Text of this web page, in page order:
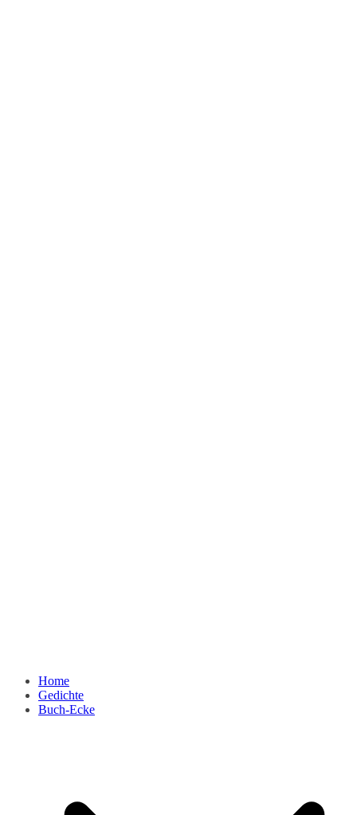
Home
Gedichte
Buch-Ecke